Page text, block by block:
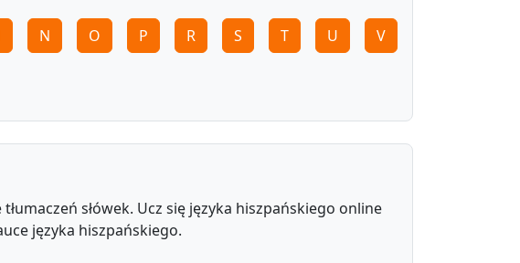
N O P R S T U V
słówek. Ucz się języka hiszpańskiego online
języka hiszpańskiego.